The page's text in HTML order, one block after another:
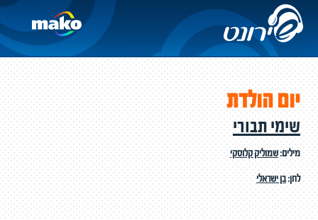
יום הולדת
שימי תבורי
מילים:שמוליק קלוסקי
לחן:בן ישראלי